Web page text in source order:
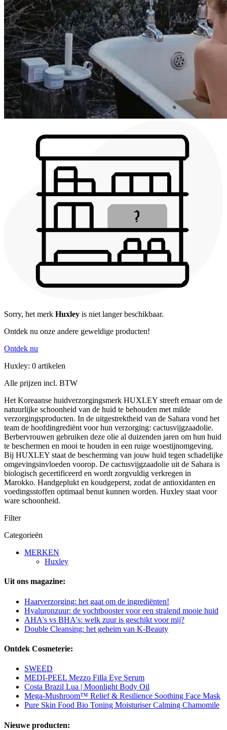
Sorry, het merk Huxley is niet langer beschikbaar.
Ontdek nu onze andere geweldige producten!
Ontdek nu
Huxley: 0 artikelen
Alle prijzen incl. BTW
Het Koreaanse huidverzorgingsmerk HUXLEY streeft ernaar om de
natuurlijke schoonheid van de huid te behouden met milde
verzorgingsproducten. In de uitgestrektheid van de Sahara vond het
team de hoofdingrediënt voor hun verzorging: cactusvijgzaadolie.
Berbervrouwen gebruiken deze olie al duizenden jaren om hun huid
te beschermen en mooi te houden in een ruige woestijnomgeving.
Bij HUXLEY staat de bescherming van jouw huid tegen schadelijke
omgevingsinvloeden voorop. De cactusvijgzaadolie uit de Sahara is
biologisch gecertificeerd en wordt zorgvuldig verkregen in
Marokko. Handgeplukt en koudgeperst, zodat de antioxidanten en
voedingsstoffen optimaal benut kunnen worden. Huxley staat voor
ware schoonheid.
Filter
Categorieën
MERKEN
Huxley
Uit ons magazine:
Haarverzorging: het gaat om de ingrediënten!
Hyaluronzuur: de vochtbooster voor een stralend mooie huid
AHA's vs BHA's: welk zuur is geschikt voor mij?
Double Cleansing: het geheim van K-Beauty
Ontdek Cosmeterie:
SWEED
MEDI-PEEL Mezzo Filla Eye Serum
Costa Brazil Lua | Moonlight Body Oil
Mega-Mushroom™ Relief & Resilience Soothing Face Mask
Pure Skin Food Bio Toning Moisturiser Calming Chamomile
Nieuwe producten: